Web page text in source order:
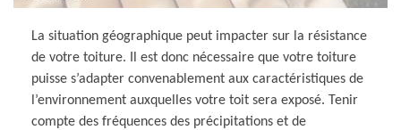
La situation géographique peut impacter sur la résistance
de votre toiture. Il est donc nécessaire que votre toiture
puisse s’adapter convenablement aux caractéristiques de
l’environnement auxquelles votre toit sera exposé. Tenir
compte des fréquences des précipitations et de